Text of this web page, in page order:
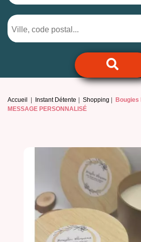
Accueil Instant Détente Shopping Bougies
MESSAGE PERSONNALISÉ